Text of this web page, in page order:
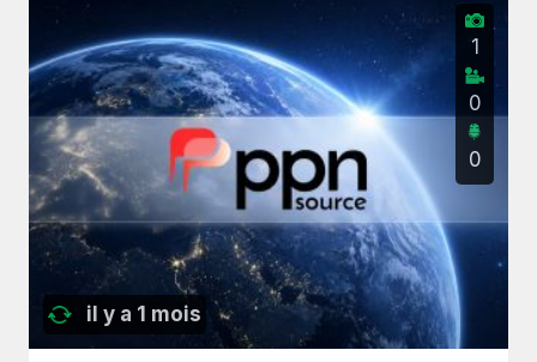
il y a 1 mois
1
0
0